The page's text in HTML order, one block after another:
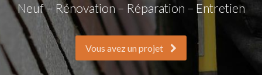
Neuf – Rénovation – Réparation – Entretien
Vous avez un projet